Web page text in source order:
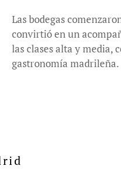
Las bodegas
convirtió en un
las clases alta y media,
gastronomía madrileña.